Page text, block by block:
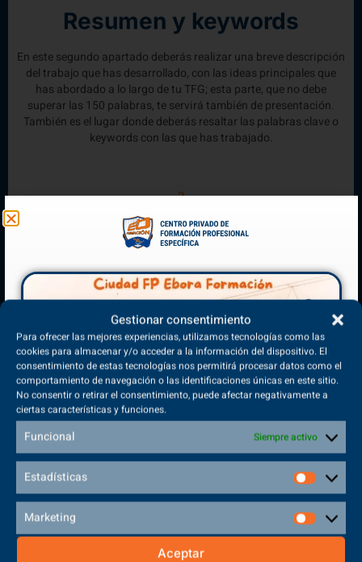
Gestionar consentimiento
Para ofrecer las mejores experiencias, utilizamos tecnologías como las
cookies para almacenar y/o acceder a la información del dispositivo. El
consentimiento de estas tecnologías nos permitirá procesar datos como el
comportamiento de navegación o las identificaciones únicas en este sitio.
No consentir o retirar el consentimiento, puede afectar negativamente a
ciertas características y funciones.
Funcional Siempre activo
Estadísticas
Marketing
Aceptar
Resumen y keywords
En este segundo apartado deberás realizar una breve descripción
del trabajo que has desarrollado, con las ideas principales que
has abordado a lo largo de tu TFG; esta parte, que no debe
superar las 150 palabras, te servirá también de presentación.
También es el lugar donde deberás resaltar las palabras clave o
keywords con las que has trabajado.
3
Índice
Indispensable para que quede clara la estructura de tu proyecto.
4
Introducción, justificación y
objetivos
En este apartado deberás desarrollar una primera introducción al
tema elegido para tu proyecto, contando de manera objetiva por
qué es relevante su estudio y por qué lo has elegido teniendo en
cuenta los intereses académicos y profesionales. Destaca
también los objetivos generales y específicos de tu proyecto.